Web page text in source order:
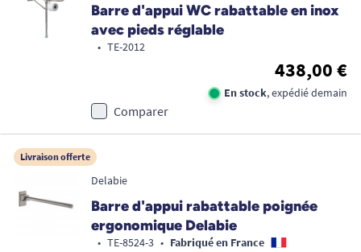
Barre d'appui WC rabattable en inox
avec pieds réglable
• TE-2012
438,00 €
En stock, expédié demain
Comparer
Livraison offerte
Delabie
Barre d'appui rabattable poignée
ergonomique Delabie
• TE-8524-3 • Fabriqué en France